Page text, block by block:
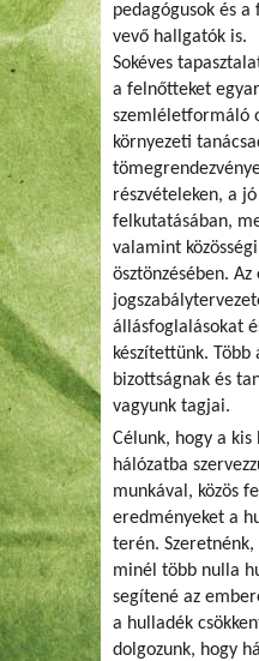
pedagógusok és
vevő hallgatók is.
Sokéves
a felnőtteket
szemléletformáló
környezeti
részvételeken, a
felkutatásában,
valamint
ösztönzésében.
állásfoglalásokat
készítettünk. Több
bizottságnak és
vagyunk tagjai.
Célunk, hogy a kis
hálózatba
munkával, közös
eredményeket a
terén. Szeretnénk,
minél több nulla
segítené az
a hulladék
dolgozunk, hogy